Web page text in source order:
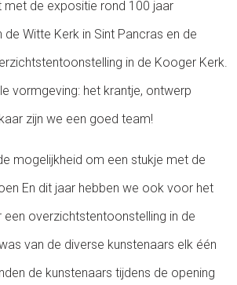
met de expositie rond 100 jaar
Witte Kerk in Sint Pancras en de
in de Kooger Kerk.
vormgeving: het krantje, ontwerp
zijn we een goed team!
mogelijkheid om een stukje met de
En dit jaar hebben we ook voor het
overzichtstentoonstelling in de
van de diverse kunstenaars elk één
de kunstenaars tijdens de opening